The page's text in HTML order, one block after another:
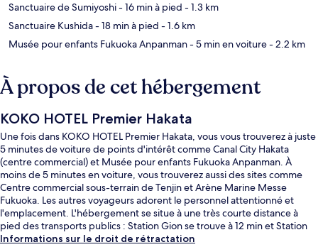
Sanctuaire de Sumiyoshi- 16 min à pied - 1.3 km
Sanctuaire Kushida- 18 min à pied - 1.6 km
Musée pour enfants Fukuoka Anpanman- 5 min en voiture- 2.2 km
À propos de cet hébergement
KOKO HOTEL Premier Hakata
Une fois dans KOKO HOTEL Premier Hakata, vous vous trouverez à juste
5 minutes de voiture de points d'intérêt comme Canal City Hakata
(centre commercial) et Musée pour enfants Fukuoka Anpanman. À
moins de 5 minutes en voiture, vous trouverez aussi des sites comme
Centre commercial sous-terrain de Tenjin et Arène Marine Messe
Fukuoka. Les autres voyageurs adorent le personnel attentionné et
l'emplacement. L'hébergement se situe à une très courte distance à
pied des transports publics : Station Gion se trouve à 12 min et Station
Higashi-hie, à 15 min.
Informations sur le droit de rétractation